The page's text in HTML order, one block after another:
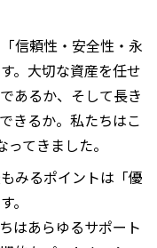
信頼性・安全性・永
。大切な資産を任せ
あるか、そして長き
きるか。私たちはこ
てきました。
みるポイントは「優
。
はあらゆるサポート